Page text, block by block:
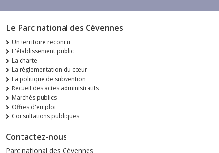
Le Parc national des Cévennes
Un territoire reconnu
L'établissement public
La charte
La réglementation du cœur
La politique de subvention
Recueil des actes administratifs
Marchés publics
Offres d'emploi
Consultations publiques
Contactez-nous
Parc national des Cévennes